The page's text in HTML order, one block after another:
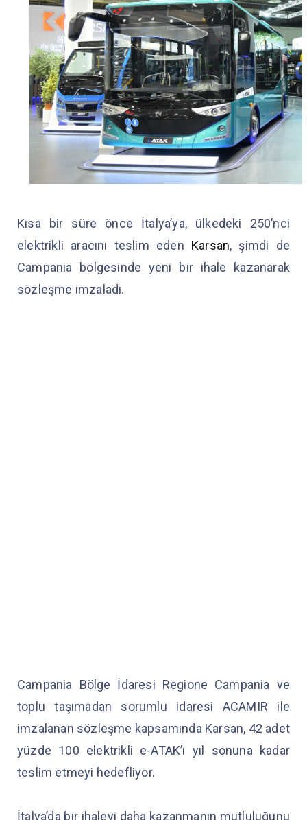
Kısa bir süre önce İtalya’ya, ülkedeki 250’nci
elektrikli aracını teslim eden Karsan, şimdi de
Campania bölgesinde yeni bir ihale kazanarak
sözleşme imzaladı.
Campania Bölge İdaresi Regione Campania ve
toplu taşımadan sorumlu idaresi ACAMIR ile
imzalanan sözleşme kapsamında Karsan, 42 adet
yüzde 100 elektrikli e-ATAK’ı yıl sonuna kadar
teslim etmeyi hedefliyor.
İtalya’da bir ihaleyi daha kazanmanın mutluluğunu